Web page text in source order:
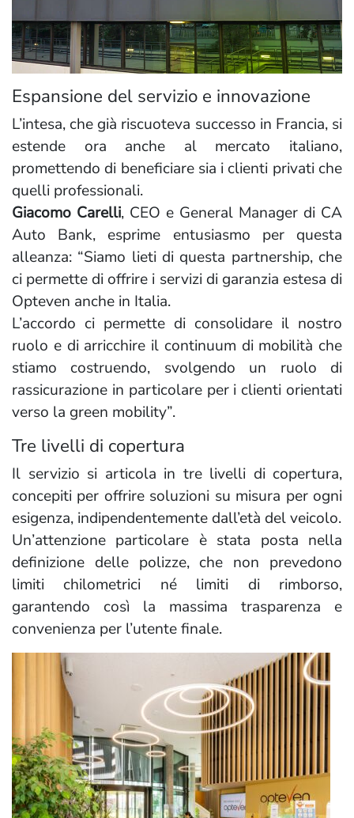
Espansione del servizio e innovazione
L’intesa, che già riscuoteva successo in Francia, si
estende ora anche al mercato italiano,
promettendo di beneficiare sia i clienti privati che
quelli professionali.
Giacomo Carelli, CEO e General Manager di CA
Auto Bank, esprime entusiasmo per questa
alleanza: “Siamo lieti di questa partnership, che
ci permette di offrire i servizi di garanzia estesa di
Opteven anche in Italia.
L’accordo ci permette di consolidare il nostro
ruolo e di arricchire il continuum di mobilità che
stiamo costruendo, svolgendo un ruolo di
rassicurazione in particolare per i clienti orientati
verso la green mobility”.
Tre livelli di copertura
Il servizio si articola in tre livelli di copertura,
concepiti per offrire soluzioni su misura per ogni
esigenza, indipendentemente dall’età del veicolo.
Un’attenzione particolare è stata posta nella
definizione delle polizze, che non prevedono
limiti chilometrici né limiti di rimborso,
garantendo così la massima trasparenza e
convenienza per l’utente finale.